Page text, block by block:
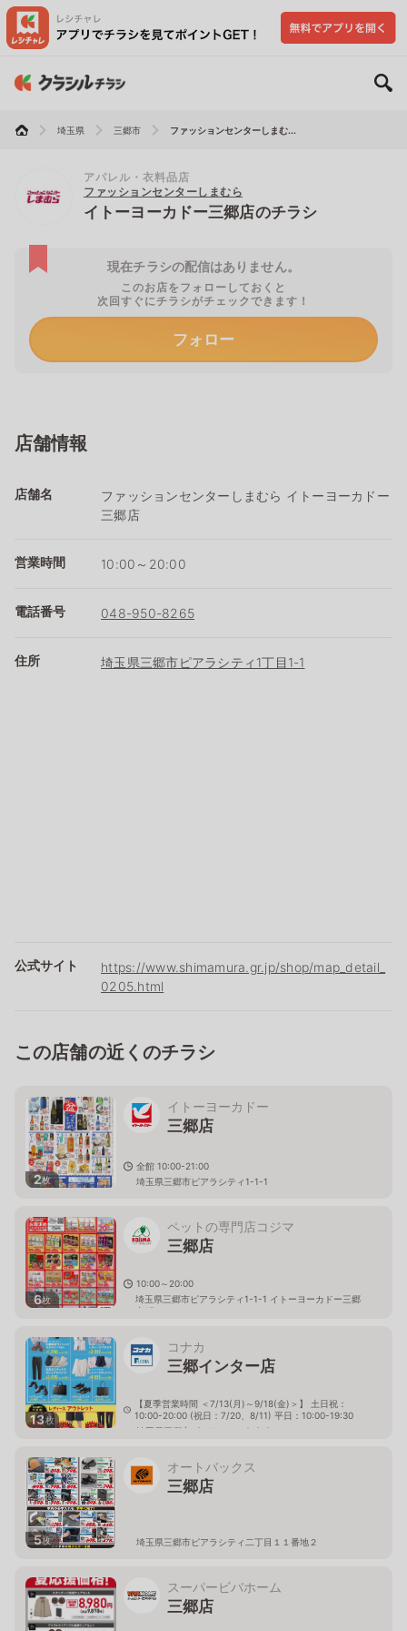
埼玉県 三郷市 ファッションセンターしまむ...
アパレル・衣料品店
ファッションセンターしまむら
イトーヨーカドー三郷店のチラシ
現在チラシの配信はありません。
このお店をフォローしておくと
次回すぐにチラシがチェックできます！
フォロー
店舗情報
店舗名
ファッションセンターしまむら イトーヨーカドー
三郷店
営業時間 10:00～20:00
電話番号 048-950-8265
住所 埼玉県三郷市ピアラシティ1丁目1-1
公式サイト
https://www.shimamura.gr.jp/shop/map_detail_
0205.html
この店舗の近くのチラシ
2枚
イトーヨーカドー
三郷店
全館 10:00-21:00
埼玉県三郷市ピアラシティ1-1-1
6枚
ペットの専門店コジマ
三郷店
10:00～20:00
埼玉県三郷市ピアラシティ1-1-1 イトーヨーカドー三郷
内1F
13枚
コナカ
三郷インター店
【夏季営業時間 ＜7/13(月)～9/18(金)＞】 土日祝：
10:00-20:00 (祝日：7/20、8/11) 平日：10:00-19:30
埼玉県三郷市ピアラシティ2-8-3
5枚
オートバックス
三郷店
埼玉県三郷市ピアラシティ二丁目１１番地２
スーパービバホーム
三郷店